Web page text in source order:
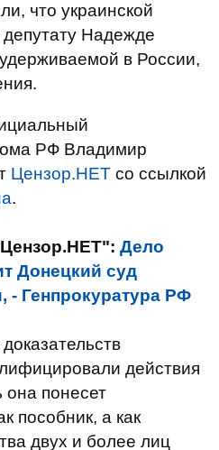
что украинской
Надежде
в России,
РФ Владимир
Цензор.НЕТ со ссылкой
.
Дело
Донецкий суд
- Генпрокуратура РФ
действия
она понесет
пособник, а как
двух и более лиц